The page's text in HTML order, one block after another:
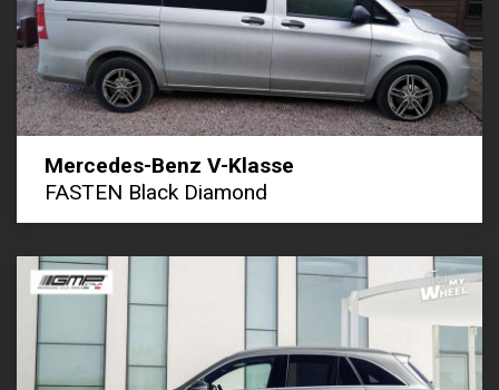
Mercedes-Benz V-Klasse
FASTEN Black Diamond